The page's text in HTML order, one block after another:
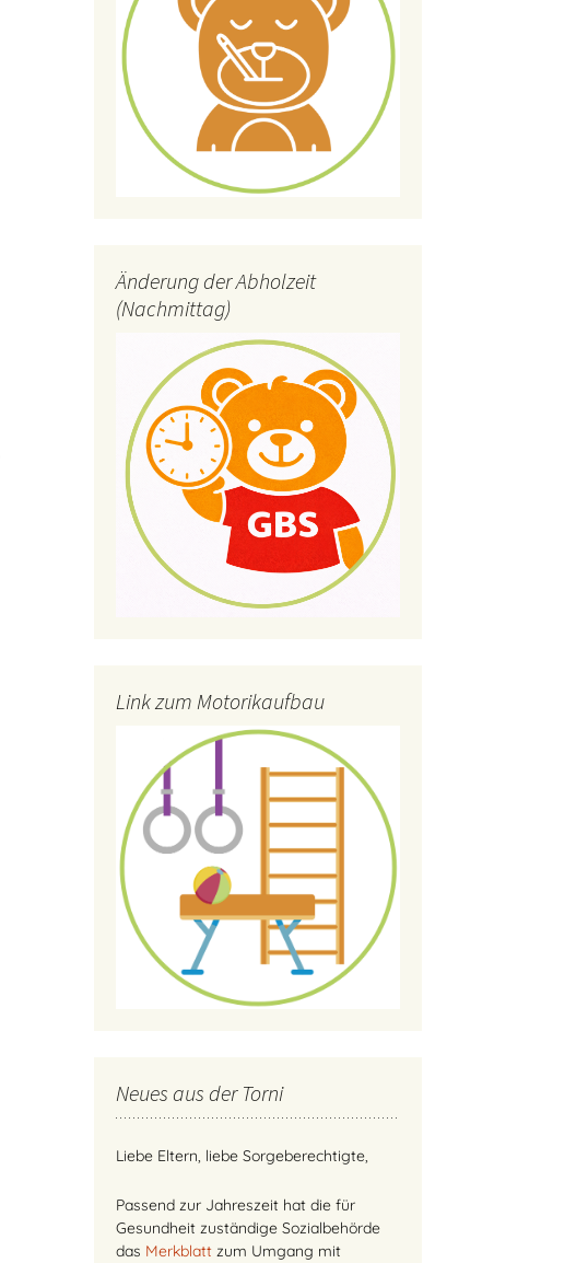
Änderung der Abholzeit
(Nachmittag)
Link zum Motorikaufbau
Neues aus der Torni
Liebe Eltern, liebe Sorgeberechtigte,
Passend zur Jahreszeit hat die für
Gesundheit zuständige Sozialbehörde
das Merkblatt zum Umgang mit